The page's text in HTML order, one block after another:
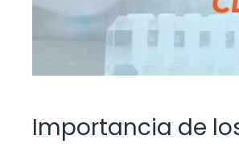
Importancia de